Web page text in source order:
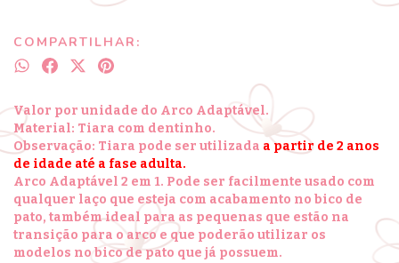
COMPARTILHAR:
Valor por unidade do Arco Adaptável.
Material: Tiara com dentinho.
Observação: Tiara pode ser utilizada a partir de 2 anos
de idade até a fase adulta.
Arco Adaptável 2 em 1. Pode ser facilmente usado com
qualquer laço que esteja com acabamento no bico de
pato, também ideal para as pequenas que estão na
transição para o arco e que poderão utilizar os
modelos no bico de pato que já possuem.